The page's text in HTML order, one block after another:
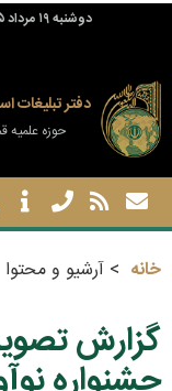
دوشنبه ۱۹ مرداد ۱۴۰۵
دفتر تبلیغات
حوزه علمیه
خانه آرشیو و محتوا
گزارش